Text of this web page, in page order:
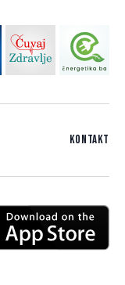
Kontakt